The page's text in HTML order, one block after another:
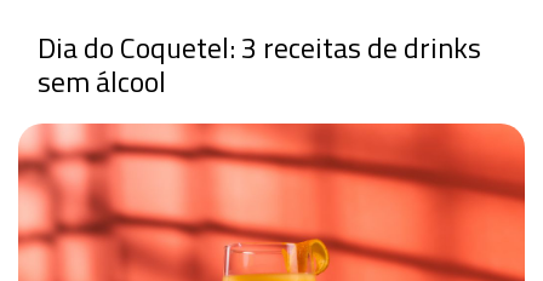
Dia do Coquetel: 3 receitas de drinks
sem álcool